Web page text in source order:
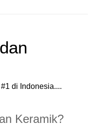
di Indonesia....
Keramik?